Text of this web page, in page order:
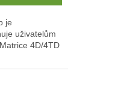
je
uživatelům
4D/4TD